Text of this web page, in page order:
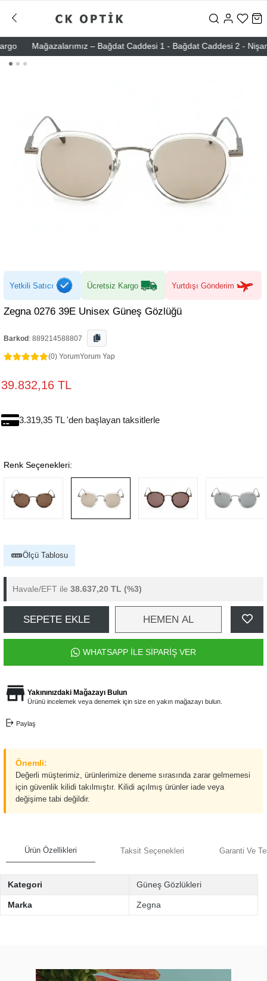
Mağazalarımız – Bağdat Caddesi 1 - Bağdat Caddesi 2 -
Yetkili Satıcı Ücretsiz Kargo Yurtdışı Gönderim
Zegna 0276 39E Unisex Güneş Gözlüğü
Barkod : 889214588807
(0) YorumYorum Yap
39.832,16 TL
3.319,35 TL 'den başlayan taksitlerle
Renk Seçenekleri:
Ölçü Tablosu
Havale/EFT ile 38.637,20 TL (%3)
SEPETE EKLE HEMEN AL
WHATSAPP İLE SİPARİŞ VER
Yakınınızdaki Mağazayı Bulun
Ürünü incelemek veya denemek için size en yakın mağazayı bulun.
Paylaş
Önemli:
Değerli müşterimiz, ürünlerimize deneme sırasında zarar gelmemesi
için güvenlik kilidi takılmıştır. Kilidi açılmış ürünler iade veya
değişime tabi değildir.
Ürün Özellikleri Taksit Seçenekleri Garanti Ve
Kategori Güneş Gözlükleri
Marka Zegna